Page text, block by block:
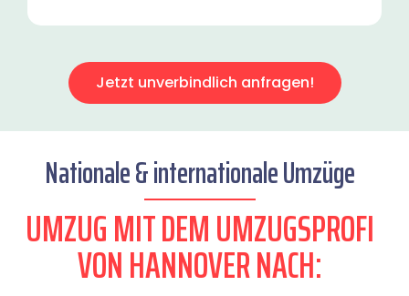
Jetzt unverbindlich anfragen!
Nationale & internationale Umzüge
UMZUG MIT DEM UMZUGSPROFI
VON HANNOVER NACH: